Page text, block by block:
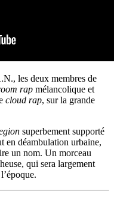
les deux membres de
rap mélancolique et
cloud rap, sur la grande
superbement supporté
en déambulation urbaine,
un nom. Un morceau
qui sera largement